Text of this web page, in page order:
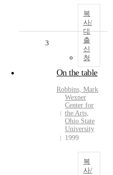
복
사/
대
출
신
청
3
On the table
Robbins, Mark
Wexner
Center for
the Arts,
Ohio State
University
1999
복
사/